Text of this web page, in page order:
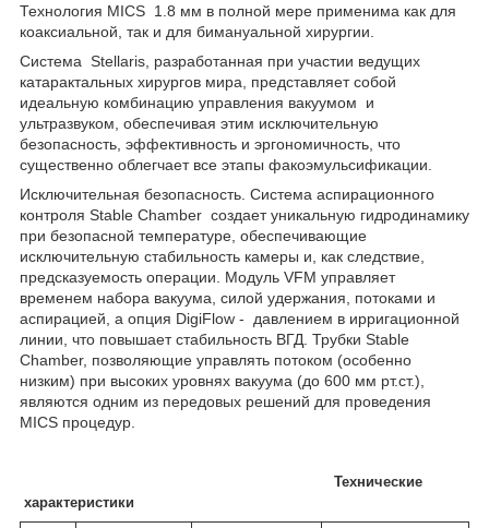
Технология MICS 1.8 мм в полной мере применима как для
коаксиальной, так и для бимануальной хирургии.
Система Stellaris , разработанная при участии ведущих
катарактальных хирургов мира, представляет собой
идеальную комбинацию управления вакуумом и
ультразвуком, обеспечивая этим исключительную
безопасность, эффективность и эргономичность, что
существенно облегчает все этапы факоэмульсификации.
Исключительная безопасность. Система аспирационного
контроля Stable Chamber создает уникальную гидродинамику
при безопасной температуре, обеспечивающие
исключительную стабильность камеры и, как следствие,
предсказуемость операции. Модуль VFM управляет
временем набора вакуума, силой удержания, потоками и
аспирацией, а опция DigiFlow - давлением в ирригационной
линии, что повышает стабильность ВГД. Трубки Stable
Chamber, позволяющие управлять потоком (особенно
низким) при высоких уровнях вакуума (до 600 мм рт.ст.),
являются одним из передовых решений для проведения
MICS процедур.
Технические
характеристики